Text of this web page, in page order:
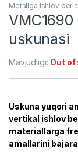
Metallga ishlov
uskunasi
Mavjudligi: Out
Uskuna yuqori
vertikal ishlov
materiallarga
amallarini